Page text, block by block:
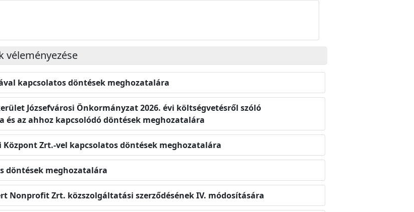
véleményezése
kapcsolatos döntések meghozatalára
Józsefvárosi Önkormányzat 2026. évi költségvetésről szóló
az ahhoz kapcsolódó döntések meghozatalára
Központ Zrt.-vel kapcsolatos döntések meghozatalára
döntések meghozatalára
Nonprofit Zrt. közszolgáltatási szerződésének IV. módosítására